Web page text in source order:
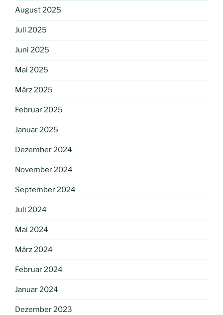
August 2025
Juli 2025
Juni 2025
Mai 2025
März 2025
Februar 2025
Januar 2025
Dezember 2024
November 2024
September 2024
Juli 2024
Mai 2024
März 2024
Februar 2024
Januar 2024
Dezember 2023